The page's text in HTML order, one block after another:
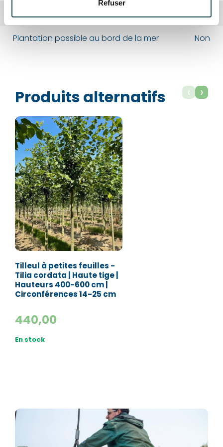
Refuser
Oui
Plantation possible au bord de la mer Non
Produits alternatifs
Tilleul à petites feuilles -
Tilia cordata | Haute tige |
Hauteurs 400-600 cm |
Circonférences 14-25 cm
440,00
En stock
‹ ›
Numéro de téléphone*
E-mail:*
Valider
Numéro de téléphone*
E-mail:*
Valider